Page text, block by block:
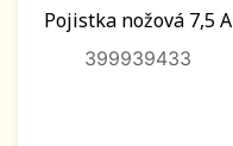
Pojistka nožová 7,5 A
399939433